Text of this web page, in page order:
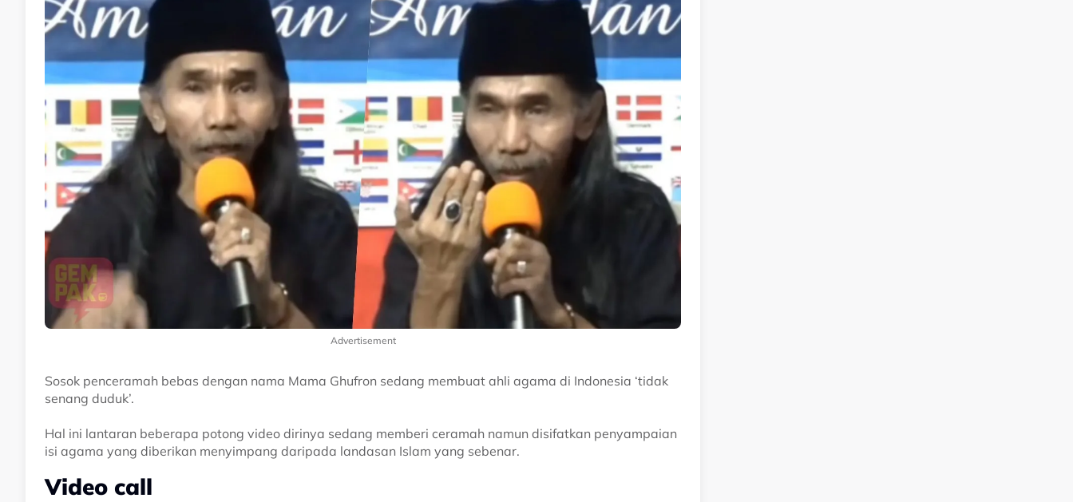
Advertisement
Sosok penceramah bebas dengan nama Mama Ghufron sedang membuat ahli agama di Indonesia ‘tidak
senang duduk’.
Hal ini lantaran beberapa potong video dirinya sedang memberi ceramah namun disifatkan penyampaian
isi agama yang diberikan menyimpang daripada landasan Islam yang sebenar.
Video call